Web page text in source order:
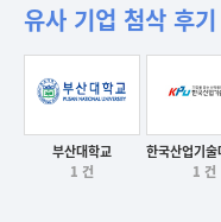
유사 기업 첨삭 후기
후기보기
부산대학교
1 건
후기보기
1 건